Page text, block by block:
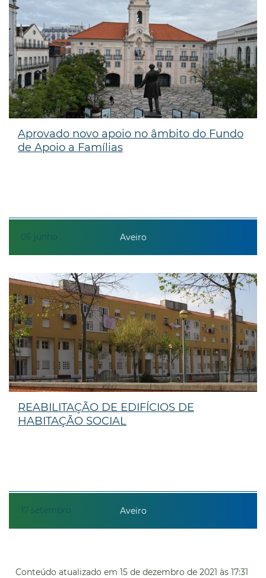
06 junho
Aprovado novo apoio no âmbito do Fundo
de Apoio a Famílias
Aveiro
17 setembro
REABILITAÇÃO DE EDIFÍCIOS DE
HABITAÇÃO SOCIAL
Aveiro
Conteúdo atualizado em 15 de dezembro de 2021 às 17:31